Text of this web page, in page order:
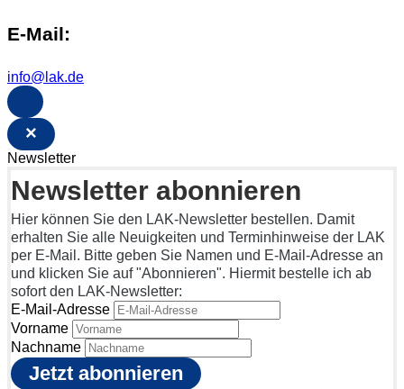
E-Mail:
info@lak.de
×
Newsletter
Newsletter abonnieren
Hier können Sie den LAK-Newsletter bestellen. Damit
erhalten Sie alle Neuigkeiten und Terminhinweise der LAK
per E-Mail. Bitte geben Sie Namen und E-Mail-Adresse an
und klicken Sie auf "Abonnieren". Hiermit bestelle ich ab
sofort den LAK-Newsletter:
E-Mail-Adresse
Vorname
Nachname